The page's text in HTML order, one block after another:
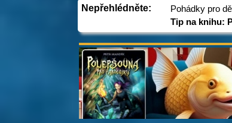
Nepřehlédněte:
Pohádky pro
Tip na knihu: